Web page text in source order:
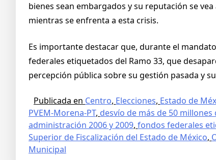
bienes sean embargados y su reputación se
mientras se enfrenta a esta crisis.
Es importante destacar que, durante el
federales etiquetados del Ramo 33, que
percepción pública sobre su gestión pasada y
Publicada en Centro, Elecciones, Estado de
PVEM-Morena-PT, desvío de más de 50 millones
administración 2006 y 2009, fondos federales
Superior de Fiscalización del Estado de México,
Municipal